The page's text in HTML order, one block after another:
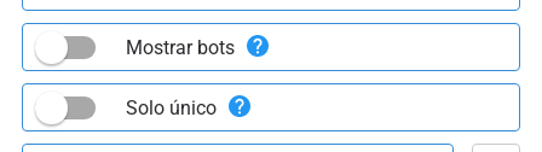
Mostrar bots
Solo único